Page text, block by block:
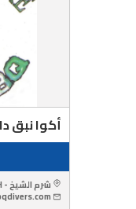
أكوا نبق
شرم الشيخ - IBEROTEL PALACE SHARM EL SHEIKH